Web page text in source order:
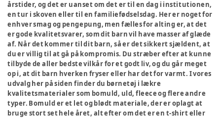
årstider, og det er uanset om det er til en dag i institutionen,
en tur i skoven eller til en familiefødselsdag. Her er noget for
enhver smag og pengepung, men fælles for alting er, at det
er gode kvalitetsvarer, som dit barn vil have masser af glæde
af. Når det kommer til dit barn, så er det sikkert sjældent, at
du er villig til at gå på kompromis. Du stræber efter at kunne
tilbyde de aller bedste vilkår for et godt liv, og du går meget
op i, at dit barn hverken fryser eller har det for varmt. I vores
udvalg her på siden finder du børnetøj i lækre
kvalitetsmaterialer som bomuld, uld, fleece og flere andre
typer. Bomuld er et let og blødt materiale, der er oplagt at
bruge stort set hele året, alt efter om det er en t-shirt eller